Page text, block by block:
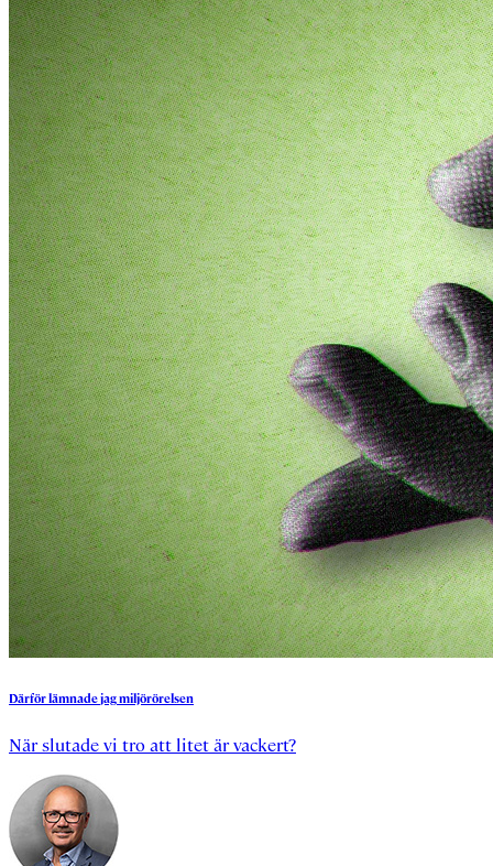
Därförlämnadejagmiljörörelsen
När slutade vi tro att litet är vackert?